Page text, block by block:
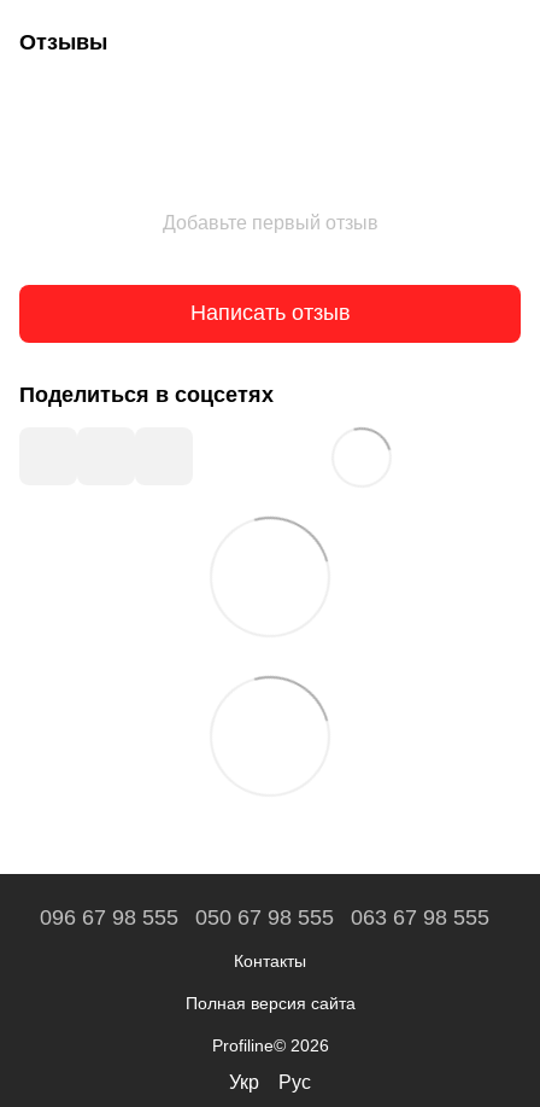
Отзывы
Добавьте первый отзыв
Написать отзыв
Поделиться в соцсетях
096 67 98 555 050 67 98 555 063 67 98 555
Контакты
Полная версия сайта
Profiline© 2026
Укр Рус